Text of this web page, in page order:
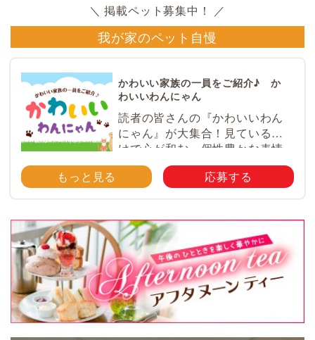
我が家のペット自慢
かわいい家族の一員をご紹介♪ か
わいいわんにゃん
読者の皆さんの『かわいいわん
にゃん』が大集合！見ているだ
けで心が和む、個性豊かな表情
やとっておきのエピソードが満
載♪ ペットのかわいい写真を大
話・スマホ等で撮影 […]
もっと見る 応募する